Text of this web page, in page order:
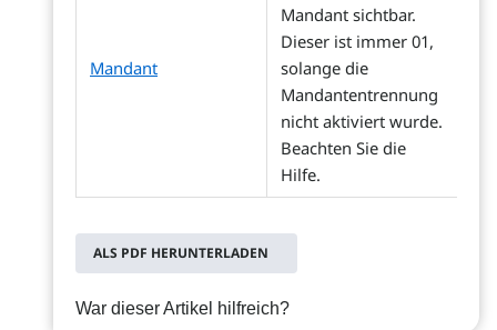
Mandant
Mandant sichtbar.
Dieser ist immer 01,
solange die
Mandantentrennung
nicht aktiviert wurde.
Beachten Sie die
Hilfe.
ALS PDF HERUNTERLADEN
War dieser Artikel hilfreich?